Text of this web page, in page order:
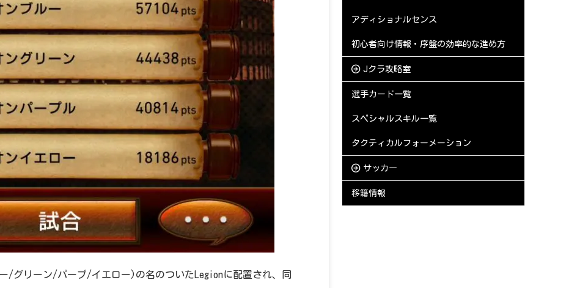
/グリーン/パープ/イエロー)の名のついたLegionに配置され、同
アディショナルセンス
初心者向け情報・序盤の効率的な進め方
Jクラ攻略室
選手カード一覧
スペシャルスキル一覧
タクティカルフォーメーション
サッカー
移籍情報